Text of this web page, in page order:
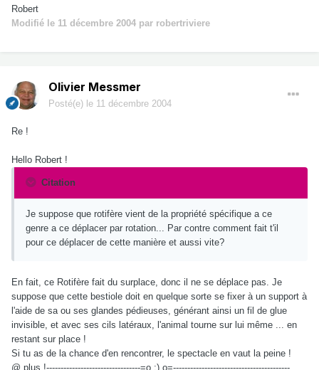
Robert
Modifié le 11 décembre 2004 par robertriviere
Olivier Messmer
Posté(e) le 11 décembre 2004
Re !
Hello Robert !
Citation
Je suppose que rotifère vient de la propriété spécifique a ce
genre a ce déplacer par rotation... Par contre comment fait t'il
pour ce déplacer de cette manière et aussi vite?
En fait, ce Rotifère fait du surplace, donc il ne se déplace pas. Je
suppose que cette bestiole doit en quelque sorte se fixer à un support à
l'aide de sa ou ses glandes pédieuses, générant ainsi un fil de glue
invisible, et avec ses cils latéraux, l'animal tourne sur lui même ... en
restant sur place !
Si tu as de la chance d'en rencontrer, le spectacle en vaut la peine !
@ plus !---------------------------------=o ;) o=-----------------------------------------